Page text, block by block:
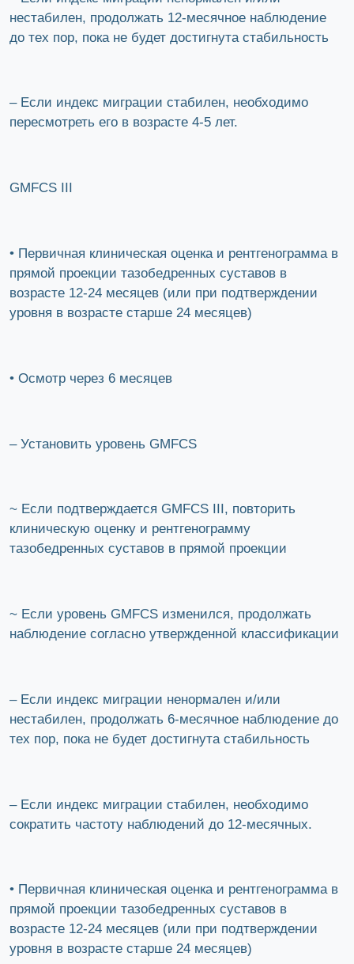
нестабилен, продолжать 12-месячное наблюдение
до тех пор, пока не будет достигнута стабильность
– Если индекс миграции стабилен, необходимо
пересмотреть его в возрасте 4-5 лет.
GMFCS III
• Первичная клиническая оценка и рентгенограмма в
прямой проекции тазобедренных суставов в
возрасте 12-24 месяцев (или при подтверждении
уровня в возрасте старше 24 месяцев)
• Осмотр через 6 месяцев
– Установить уровень GMFCS
~ Если подтверждается GMFCS III, повторить
клиническую оценку и рентгенограмму
тазобедренных суставов в прямой проекции
~ Если уровень GMFCS изменился, продолжать
наблюдение согласно утвержденной классификации
– Если индекс миграции ненормален и/или
нестабилен, продолжать 6-месячное наблюдение до
тех пор, пока не будет достигнута стабильность
– Если индекс миграции стабилен, необходимо
сократить частоту наблюдений до 12-месячных.
• Первичная клиническая оценка и рентгенограмма в
прямой проекции тазобедренных суставов в
возрасте 12-24 месяцев (или при подтверждении
уровня в возрасте старше 24 месяцев)